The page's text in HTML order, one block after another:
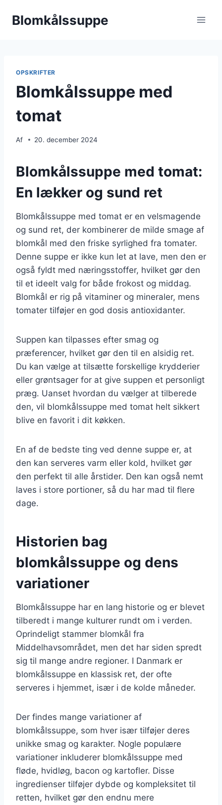
Blomkålssuppe
OPSKRIFTER
Blomkålssuppe med
tomat
Af 20. december 2024
Blomkålssuppe med tomat:
En lækker og sund ret
Blomkålssuppe med tomat er en velsmagende
og sund ret, der kombinerer de milde smage af
blomkål med den friske syrlighed fra tomater.
Denne suppe er ikke kun let at lave, men den er
også fyldt med næringsstoffer, hvilket gør den
til et ideelt valg for både frokost og middag.
Blomkål er rig på vitaminer og mineraler, mens
tomater tilføjer en god dosis antioxidanter.
Suppen kan tilpasses efter smag og
præferencer, hvilket gør den til en alsidig ret.
Du kan vælge at tilsætte forskellige krydderier
eller grøntsager for at give suppen et personligt
præg. Uanset hvordan du vælger at tilberede
den, vil blomkålssuppe med tomat helt sikkert
blive en favorit i dit køkken.
En af de bedste ting ved denne suppe er, at
den kan serveres varm eller kold, hvilket gør
den perfekt til alle årstider. Den kan også nemt
laves i store portioner, så du har mad til flere
dage.
Historien bag
blomkålssuppe og dens
variationer
Blomkålssuppe har en lang historie og er blevet
tilberedt i mange kulturer rundt om i verden.
Oprindeligt stammer blomkål fra
Middelhavsområdet, men det har siden spredt
sig til mange andre regioner. I Danmark er
blomkålssuppe en klassisk ret, der ofte
serveres i hjemmet, især i de kolde måneder.
Der findes mange variationer af
blomkålssuppe, som hver især tilføjer deres
unikke smag og karakter. Nogle populære
variationer inkluderer blomkålssuppe med
fløde, hvidløg, bacon og kartofler. Disse
ingredienser tilføjer dybde og kompleksitet til
retten, hvilket gør den endnu mere